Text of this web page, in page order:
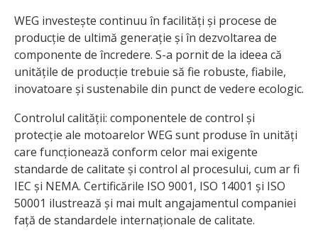
WEG investește continuu în facilități și procese de
producție de ultimă generație și în dezvoltarea de
componente de încredere. S-a pornit de la ideea că
unitățile de producție trebuie să fie robuste, fiabile,
inovatoare și sustenabile din punct de vedere ecologic.
Controlul calității: componentele de control și
protecție ale motoarelor WEG sunt produse în unități
care funcționează conform celor mai exigente
standarde de calitate și control al procesului, cum ar fi
IEC și NEMA. Certificările ISO 9001, ISO 14001 și ISO
50001 ilustrează și mai mult angajamentul companiei
față de standardele internaționale de calitate.